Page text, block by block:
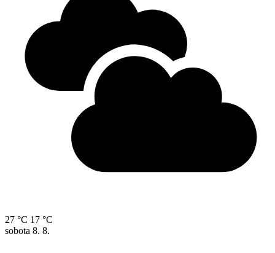
27 °C 17 °C
sobota 8. 8.